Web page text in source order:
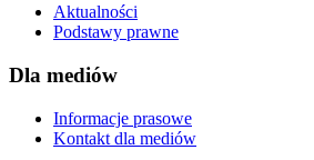
Aktualności
Podstawy prawne
Dla mediów
Informacje prasowe
Kontakt dla mediów